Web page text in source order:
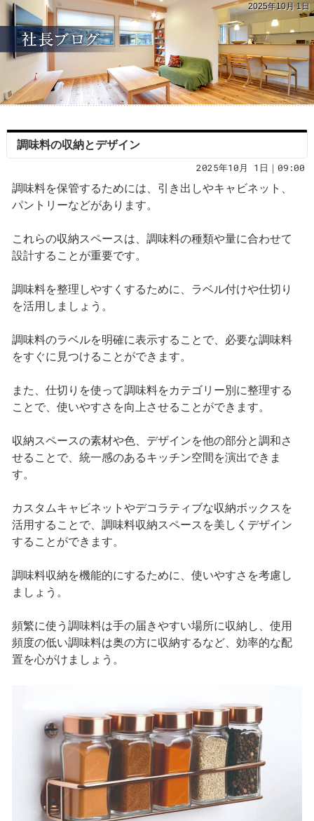
2025年10月 1日
調味料の収納とデザイン
2025年10月 1日｜09:00
調味料を保管するためには、引き出しやキャビネット、
パントリーなどがあります。
これらの収納スペースは、調味料の種類や量に合わせて
設計することが重要です。
調味料を整理しやすくするために、ラベル付けや仕切り
を活用しましょう。
調味料のラベルを明確に表示することで、必要な調味料
をすぐに見つけることができます。
また、仕切りを使って調味料をカテゴリー別に整理する
ことで、使いやすさを向上させることができます。
収納スペースの素材や色、デザインを他の部分と調和さ
せることで、統一感のあるキッチン空間を演出できま
す。
カスタムキャビネットやデコラティブな収納ボックスを
活用することで、調味料収納スペースを美しくデザイン
することができます。
調味料収納を機能的にするために、使いやすさを考慮し
ましょう。
頻繁に使う調味料は手の届きやすい場所に収納し、使用
頻度の低い調味料は奥の方に収納するなど、効率的な配
置を心がけましょう。